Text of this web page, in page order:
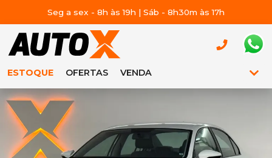
Seg a sex - 8h às 19h | Sáb - 8h30m às 17h
ESTOQUE OFERTAS VENDA